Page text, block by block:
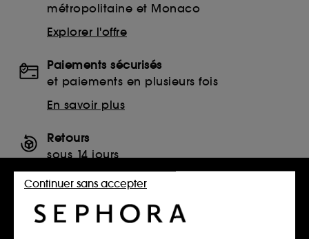
métropolitaine et Monaco
Explorer l'offre
Paiements sécurisés
et paiements en plusieurs fois
En savoir plus
Retours
sous 14 jours
Retourner mon article
SERVICES, CONTACT ET CONDITIONS DES OFFRES
Continuer sans accepter